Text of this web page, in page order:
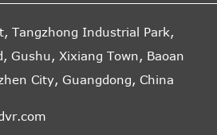
Tangzhong Industrial Park,
Gushu, Xixiang Town, Baoan
City, Guangdong, China